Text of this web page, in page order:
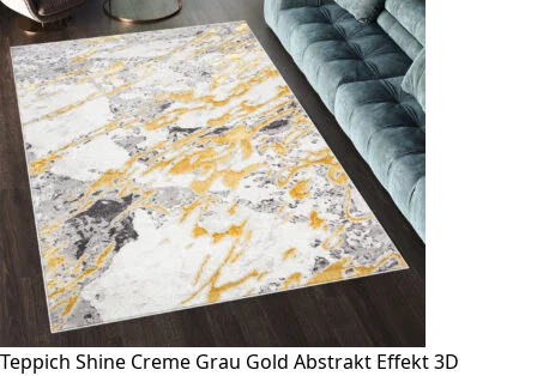
Teppich Shine Creme Grau Gold Abstrakt Effekt 3D